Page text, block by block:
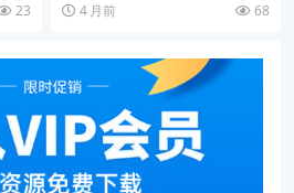
23
4 月前
68